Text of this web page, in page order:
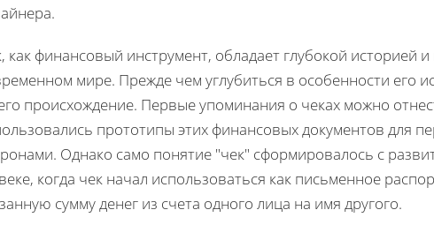
как финансовый инструмент, обладает глубокой историей
мире. Прежде чем углубиться в особенности его
происхождение. Первые упоминания о чеках можно
прототипы этих финансовых документов для
Однако само понятие "чек" сформировалось с
когда чек начал использоваться как письменное
сумму денег из счета одного лица на имя другого.